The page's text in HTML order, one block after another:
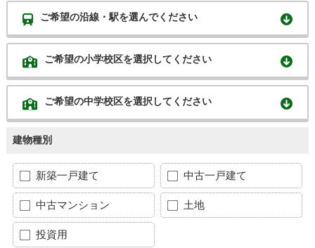
ご希望の沿線・駅を選んでください
ご希望の小学校区を選択してください
ご希望の中学校区を選択してください
建物種別
新築一戸建て 中古一戸建て
中古マンション 土地
投資用